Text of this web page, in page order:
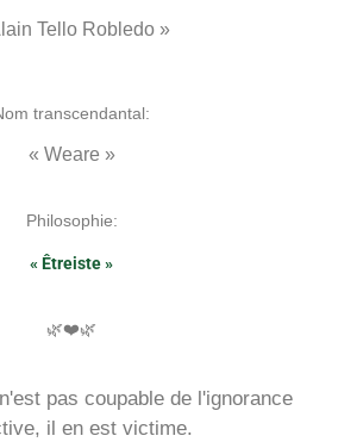
Tello Robledo »
transcendantal:
« Weare »
Philosophie:
« Êtreiste »
🌿❤️🌿
pas coupable de l'ignorance
il en est victime.